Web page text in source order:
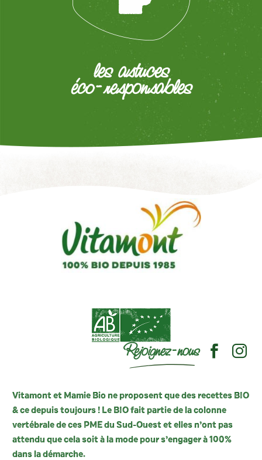
les astuces
éco-responsables
Rejoignez-nous
Vitamont et Mamie Bio ne proposent que des recettes BIO
& ce depuis toujours ! Le BIO fait partie de la colonne
vertébrale de ces PME du Sud-Ouest et elles n’ont pas
attendu que cela soit à la mode pour s’engager à 100%
dans la démarche.